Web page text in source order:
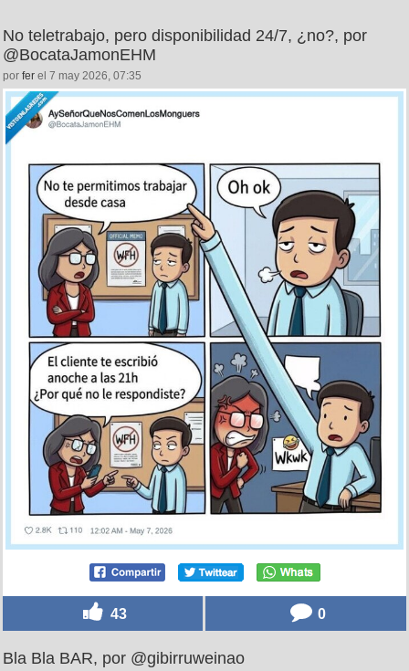
No teletrabajo, pero disponibilidad 24/7, ¿no?, por
@BocataJamonEHM
por fer el 7 may 2026, 07:35
43 0
Bla Bla BAR, por @gibirruweinao